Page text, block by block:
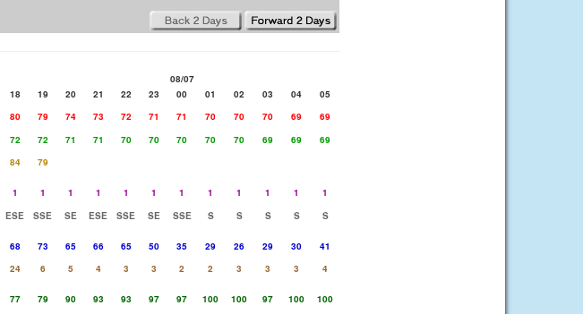
08/07
18 19 20 21 22 23 00 01 02 03 04
05
80 79 74 73 72 71 71 70 70 70 69
69
72 72 71 71 70 70 70 70 70 69 69
69
84
79
1 1 1 1 1 1 1 1 1 1 1
1
ESE SSE SE ESE SSE SE SSE S S S S
S
68 73 65 66 65 50 35 29 26 29 30
41
24 6 5 4 3 3 2 2 3 3 3
4
77 79 90 93 93 97 97 100 100 97 100
100